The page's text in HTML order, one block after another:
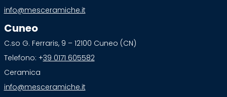
info@mesceramiche.it
Cuneo
C.so G. Ferraris, 9 – 12100 Cuneo (CN)
Telefono: +39 0171 605582
Ceramica
info@mesceramiche.it